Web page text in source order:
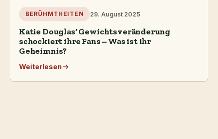
BERÜHMTHEITEN 29. August 2025
Katie Douglas‘ Gewichtsveränderung
schockiert ihre Fans – Was ist ihr
Geheimnis?
Weiterlesen